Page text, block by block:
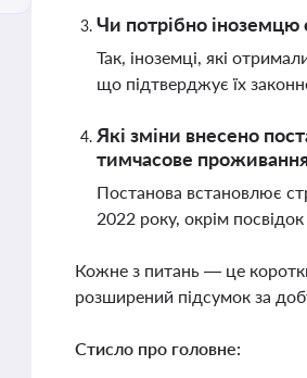
Чи потрібно іноземцю
Так, іноземці, які
що підтверджує їх
Які зміни внесено
тимчасове
Постанова встановлює
2022 року, окрім
Кожне з питань — це
розширений підсумок за
Стисло про головне: